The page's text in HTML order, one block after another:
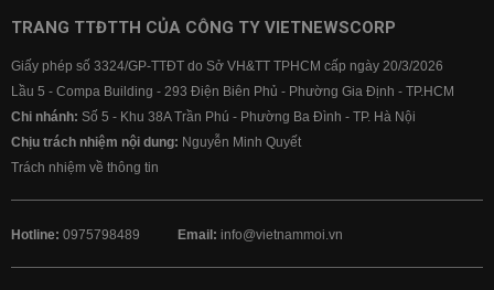
TRANG TTĐTTH CỦA CÔNG TY VIETNEWSCORP
Giấy phép số 3324/GP-TTĐT do Sở VH&TT TPHCM cấp ngày 20/3/2026
Lầu 5 - Compa Building - 293 Điện Biên Phủ - Phường Gia Định - TP.HCM
Chi nhánh: Số 5 - Khu 38A Trần Phú - Phường Ba Đình - TP. Hà Nội
Chịu trách nhiệm nội dung: Nguyễn Minh Quyết
Trách nhiệm về thông tin
Hotline: 0975798489 Email: info@vietnammoi.vn